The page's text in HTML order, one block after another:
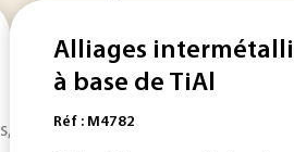
joints de grains réels
Alliages
à base de TiAl
Réf : M4782